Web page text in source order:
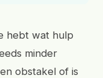
hebt wat hulp
minder
obstakel of is